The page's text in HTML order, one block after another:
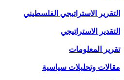
التقرير الاستراتيجي الفلسطيني
التقدير الاستراتيجي
تقرير المعلومات
مقالات وتحليلات سياسية